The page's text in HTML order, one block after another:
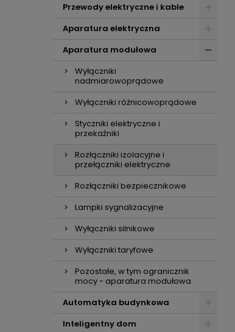
Przewody elektryczne i kable
Aparatura elektryczna
Aparatura modułowa
Wyłączniki
nadmiarowoprądowe
Wyłączniki różnicowoprądowe
Styczniki elektryczne i
przekaźniki
Rozłączniki izolacyjne i
przełączniki elektryczne
Rozłączniki bezpiecznikowe
Lampki sygnalizacyjne
Wyłączniki silnikowe
Wyłączniki taryfowe
Pozostałe, w tym ogranicznik
mocy - aparatura modułowa
Automatyka budynkowa
Inteligentny dom